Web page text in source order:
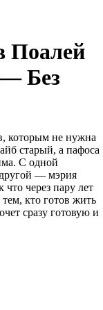
Поалей
Без
которым не нужна
старый, а пафоса
С одной
другой — мэрия
что через пару лет
кто готов жить
сразу готовую и